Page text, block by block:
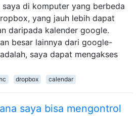
saya di komputer yang berbeda
yang jauh lebih dapat
daripada kalender google.
besar lainnya dari google-
saya dapat mengakses
dropbox calendar
saya bisa mengontrol